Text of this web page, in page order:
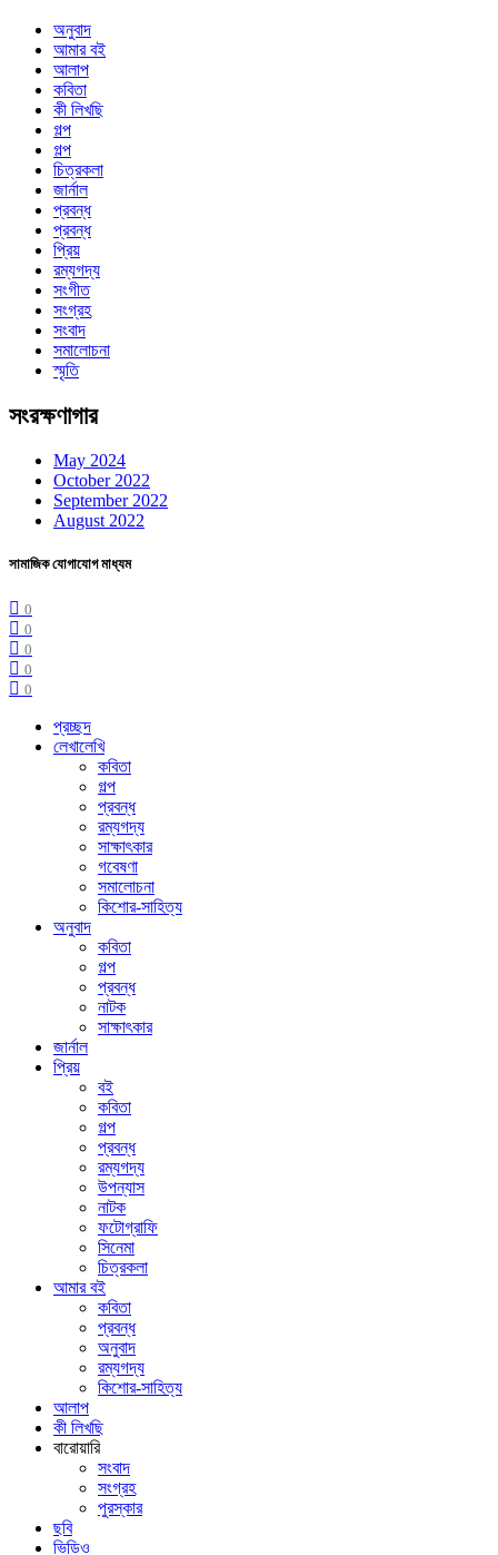
অনুবাদ
আমার বই
আলাপ
কবিতা
কী লিখছি
গল্প
গল্প
চিত্রকলা
জার্নাল
প্রবন্ধ
প্রবন্ধ
প্রিয়
রম্যগদ্য
সংগীত
সংগ্রহ
সংবাদ
সমালোচনা
স্মৃতি
সংরক্ষণাগার
May 2024
October 2022
September 2022
August 2022
সামাজিক যোগাযোগ মাধ্যম
0
0
0
0
0
প্রচ্ছদ
লেখালেখি
কবিতা
গল্প
প্রবন্ধ
রম্যগদ্য
সাক্ষাৎকার
গবেষণা
সমালোচনা
কিশোর-সাহিত্য
অনুবাদ
কবিতা
গল্প
প্রবন্ধ
নাটক
সাক্ষাৎকার
জার্নাল
প্রিয়
বই
কবিতা
গল্প
প্রবন্ধ
রম্যগদ্য
উপন্যাস
নাটক
ফটোগ্রাফি
সিনেমা
চিত্রকলা
আমার বই
কবিতা
প্রবন্ধ
অনুবাদ
রম্যগদ্য
কিশোর-সাহিত্য
আলাপ
কী লিখছি
বারোয়ারি
সংবাদ
সংগ্রহ
পুরস্কার
ছবি
ভিডিও